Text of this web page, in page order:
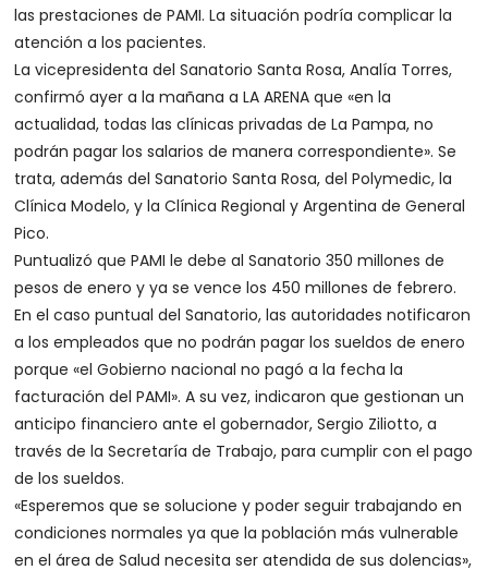
las prestaciones de PAMI. La situación podría complicar la
atención a los pacientes.
La vicepresidenta del Sanatorio Santa Rosa, Analía Torres,
confirmó ayer a la mañana a LA ARENA que «en la
actualidad, todas las clínicas privadas de La Pampa, no
podrán pagar los salarios de manera correspondiente». Se
trata, además del Sanatorio Santa Rosa, del Polymedic, la
Clínica Modelo, y la Clínica Regional y Argentina de General
Pico.
Puntualizó que PAMI le debe al Sanatorio 350 millones de
pesos de enero y ya se vence los 450 millones de febrero.
En el caso puntual del Sanatorio, las autoridades notificaron
a los empleados que no podrán pagar los sueldos de enero
porque «el Gobierno nacional no pagó a la fecha la
facturación del PAMI». A su vez, indicaron que gestionan un
anticipo financiero ante el gobernador, Sergio Ziliotto, a
través de la Secretaría de Trabajo, para cumplir con el pago
de los sueldos.
«Esperemos que se solucione y poder seguir trabajando en
condiciones normales ya que la población más vulnerable
en el área de Salud necesita ser atendida de sus dolencias»,